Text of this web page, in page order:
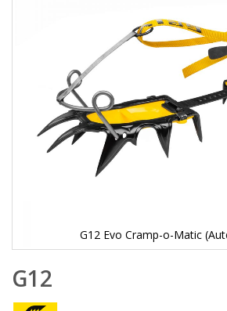
G12 Evo Cramp-o-Matic
to
the
beginning
G12